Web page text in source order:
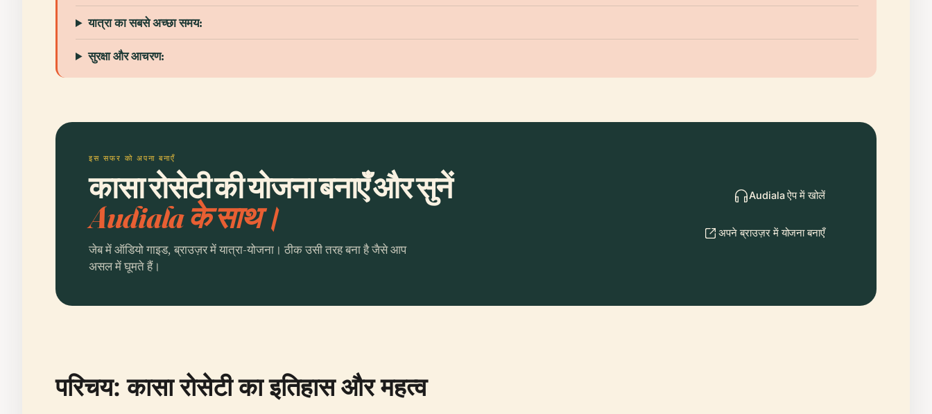
यात्रा का सबसे अच्छा समय:
सुरक्षा और आचरण:
इस सफर को अपना बनाएँ
कासा रोसेटी की योजना बनाएँ और सुनें
Audiala के साथ।
जेब में ऑडियो गाइड, ब्राउज़र में यात्रा-योजना। ठीक उसी तरह बना है जैसे आप
असल में घूमते हैं।
Audiala ऐप में खोलें
अपने ब्राउज़र में योजना बनाएँ
परिचय: कासा रोसेटी का इतिहास और महत्व